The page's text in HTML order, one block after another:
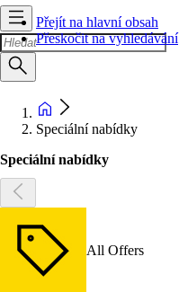
Přejít na hlavní obsah
Přeskočit na vyhledávání
Speciální nabídky
Speciální nabídky
All Offers